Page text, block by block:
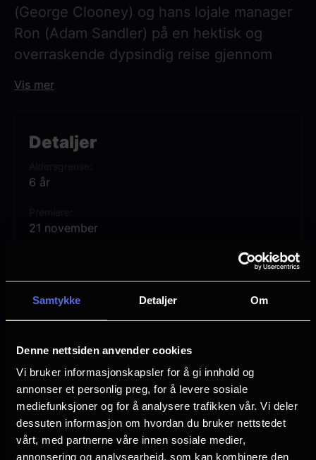
Samtykke Detaljer Om
Denne nettsiden anvender cookies
Vi bruker informasjonskapsler for å gi innhold og
annonser et personlig preg, for å levere sosiale
mediefunksjoner og for å analysere trafikken vår. Vi deler
dessuten informasjon om hvordan du bruker nettstedet
vårt, med partnerne våre innen sosiale medier,
annonsering og analysearbeid, som kan kombinere den
Detaljer
6 år
21 november
Regi
Noah Baumbach
Vurdering: (11 stemmer 66.91%)
Rollebesetning
Adam Sandler
George Clooney
(George Clooney) og hans lojale manager
Ron (Adam Sandler) på en hektisk og
overraskende dypsindig reise gjennom
slags ettermæle de ønsker å etterlate seg.
Vis mer